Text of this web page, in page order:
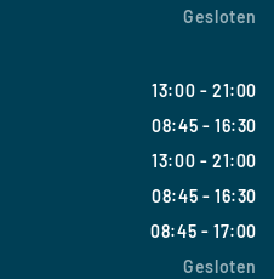
Gesloten
13:00 - 21:00
08:45 - 16:30
13:00 - 21:00
08:45 - 16:30
08:45 - 17:00
Gesloten